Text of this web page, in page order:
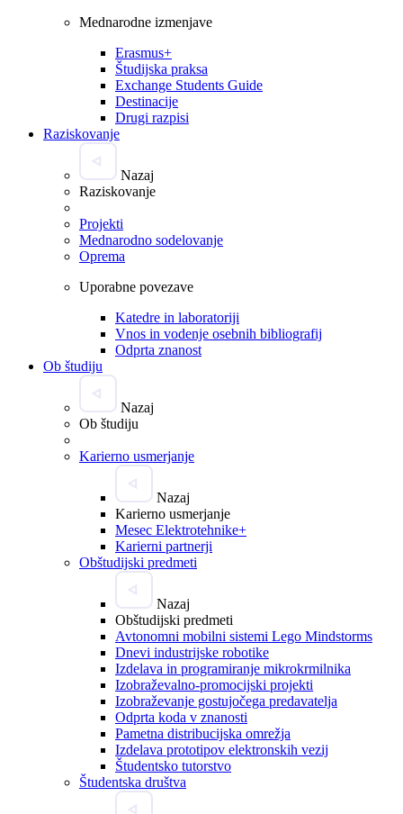
Mednarodne izmenjave
Erasmus+
Študijska praksa
Exchange Students Guide
Destinacije
Drugi razpisi
Raziskovanje
Nazaj
Raziskovanje
Projekti
Mednarodno sodelovanje
Oprema
Uporabne povezave
Katedre in laboratoriji
Vnos in vodenje osebnih bibliografij
Odprta znanost
Ob študiju
Nazaj
Ob študiju
Karierno usmerjanje
Nazaj
Karierno usmerjanje
Mesec Elektrotehnike+
Karierni partnerji
Obštudijski predmeti
Nazaj
Obštudijski predmeti
Avtonomni mobilni sistemi Lego Mindstorms
Dnevi industrijske robotike
Izdelava in programiranje mikrokrmilnika
Izobraževalno-promocijski projekti
Izobraževanje gostujočega predavatelja
Odprta koda v znanosti
Pametna distribucijska omrežja
Izdelava prototipov elektronskih vezij
Študentsko tutorstvo
Študentska društva